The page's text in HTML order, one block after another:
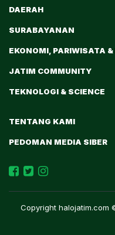
DAERAH
SURABAYANAN
EKONOMI, PARIWISATA &
JATIM COMMUNITY
TEKNOLOGI & SCIENCE
TENTANG KAMI
PEDOMAN MEDIA SIBER
Copyright halojatim.com